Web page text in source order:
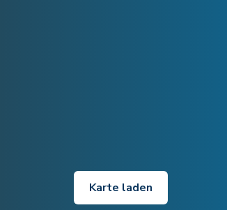
Karte laden